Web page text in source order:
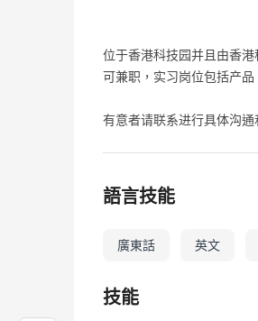
位于香港科技园并且由香
可兼职，实习岗位包括产
有意者请联系进行具体沟通
語言技能
廣東話 英文
技能